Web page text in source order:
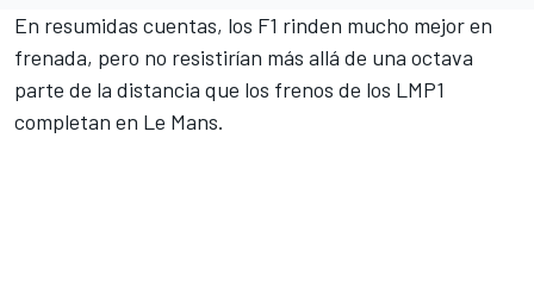
En resumidas cuentas, los F1 rinden mucho mejor en
frenada, pero no resistirían más allá de una octava
parte de la distancia que los frenos de los LMP1
completan en Le Mans.